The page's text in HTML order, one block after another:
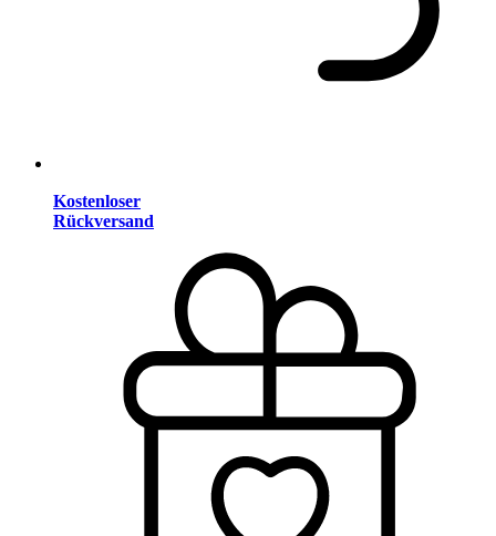
Kostenloser
Rückversand